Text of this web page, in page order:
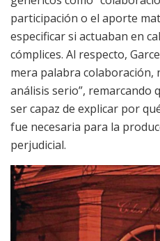
participación o el aporte
especificar si actuaban en
cómplices. Al respecto,
mera palabra colaboración,
análisis serio”, remarcando
ser capaz de explicar por
fue necesaria para la
perjudicial.